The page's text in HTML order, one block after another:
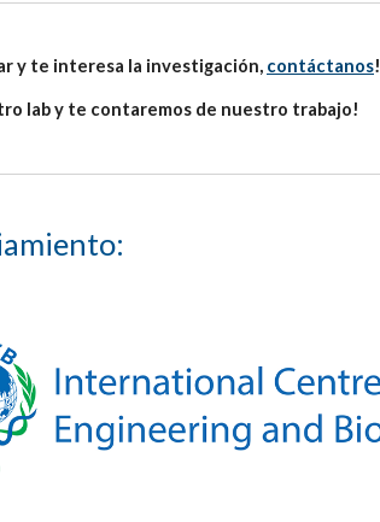
y te interesa la investigación, contáctanos!
lab y te contaremos de nuestro trabajo!